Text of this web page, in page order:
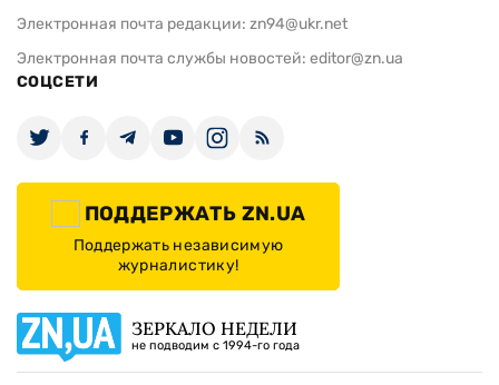
Электронная почта редакции: zn94@ukr.net
Электронная почта службы новостей: editor@zn.ua
СОЦСЕТИ
ПОДДЕРЖАТЬ ZN.UA
Поддержать независимую
журналистику!
ЗЕРКАЛО НЕДЕЛИ
не подводим с 1994-го года